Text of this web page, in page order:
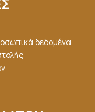
δεδομένα